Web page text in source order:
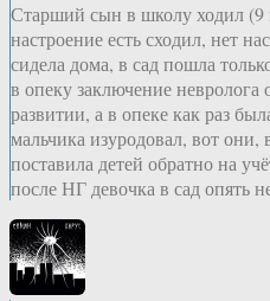
Старший сын в школу ходил (9
настроение есть сходил, нет
сидела дома, в сад пошла
в опеку заключение невролога
развитии, а в опеке как раз
мальчика изуродовал, вот
поставила детей обратно на
после НГ девочка в сад опять